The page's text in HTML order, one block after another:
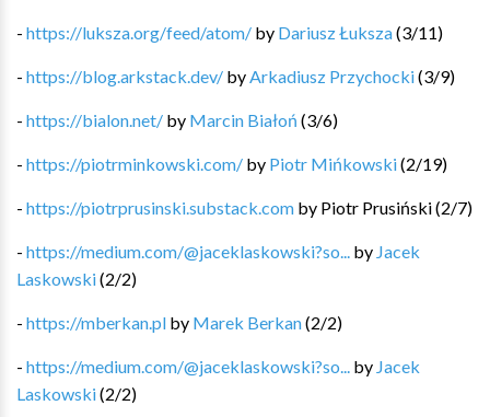
- https://luksza.org/feed/atom/ by Dariusz Łuksza(3/11)
- https://blog.arkstack.dev/ by Arkadiusz Przychocki(3/9)
- https://bialon.net/ by Marcin Białoń (3/6)
- https://piotrminkowski.com/ by Piotr Mińkowski(2/19)
- https://piotrprusinski.substack.com by Piotr Prusiński(2/7)
- https://medium.com/@jaceklaskowski?so... by Jacek
Laskowski(2/2)
- https://mberkan.pl by Marek Berkan(2/2)
- https://medium.com/@jaceklaskowski?so... by Jacek
Laskowski(2/2)